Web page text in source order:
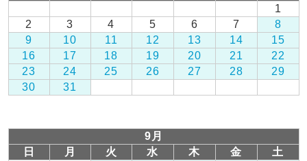
1
2
3 4 5 6 7
8
9
10 11 12 13 14
15
16
17 18 19 20 21
22
23
24 25 26 27 28
29
30
31
9月
日
月 火 水 木 金
土